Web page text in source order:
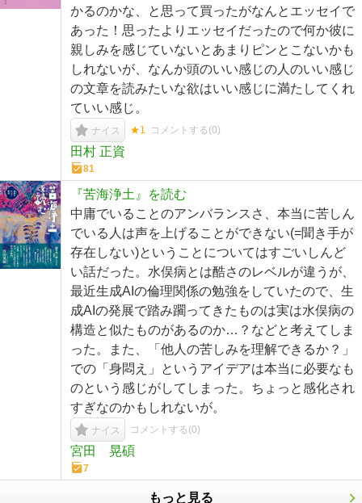
かるのかな、と思って買ったがなんとエッセイで
あった！思ったよりエッセイだったので何か彼に
親しみを感じていないとあまりピンとこないかも
しれないが、なんか頭のいい感じの人のいい感じ
の文章を読みたいな欲はいい感じに満たしてくれ
ていい感じ。
ナイス ★1 コメントする(0)
田村 正資
81
『苦海浄土』を読む
中庸でいることのアンバランスさ、本当に苦しん
でいる人は声を上げることができない(=聞き手が
存在しない)ということについてはすごいしんど
い話だった。水俣病とは酷さのレベルが違うが、
最近生成AIの倫理関係の勉強をしていたので、生
成AIの発展で踏み躙ってきたものは実は水俣病の
構造と似たものがあるのか…？などと考えてしま
った。また、「他人の苦しみを理解できるか？」
での「身悶え」というアイデアは本当に必要なも
のという感じがしてしまった。ちょっと感化され
すぎなのかもしれないが。
ナイス コメントする(0)
宮田 晃碩
7
もっと見る